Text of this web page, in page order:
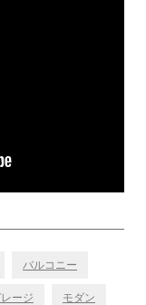
バルコニー
ージ モダン